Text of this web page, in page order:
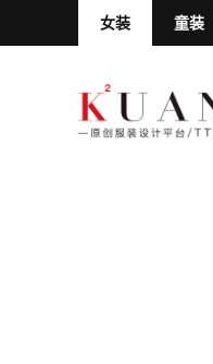
女装 童装